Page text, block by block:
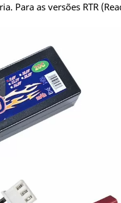
Para as versões RTR